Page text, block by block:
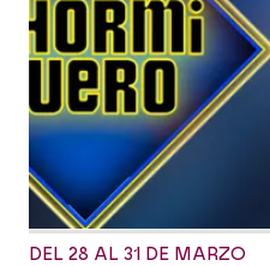
DEL 28 AL 31 DE MARZO